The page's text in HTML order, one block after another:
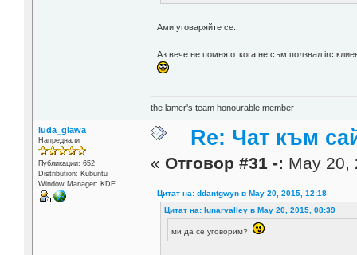
Ами уговаряйте се.
Аз вече не помня откога не съм ползвал irc
the lamer's team honourable member
luda_glawa
Напреднали
Публикации: 652
Distribution: Kubuntu
Window Manager: KDE
Re: Чат към
« Отговор #31 -: May 20,
Цитат на: ddantgwyn в May 20, 2015, 12:18
Цитат на: lunarvalley в May 20, 2015, 08:39
ми да се уговорим?